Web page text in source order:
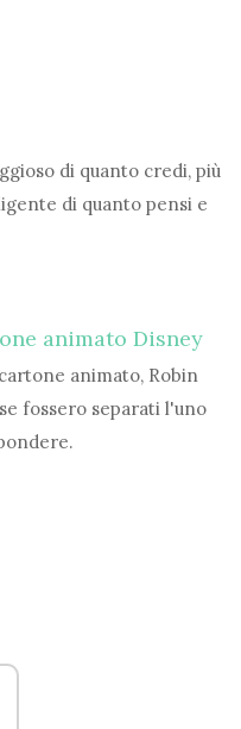
di quanto credi, più
di quanto pensi e
animato Disney
animato, Robin
fossero separati l'uno